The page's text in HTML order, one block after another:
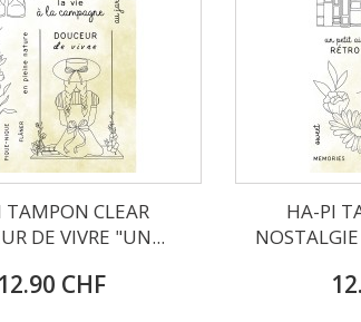
TAMPON CLEAR
DE VIVRE "UN...
12.90 CHF
HA-PI